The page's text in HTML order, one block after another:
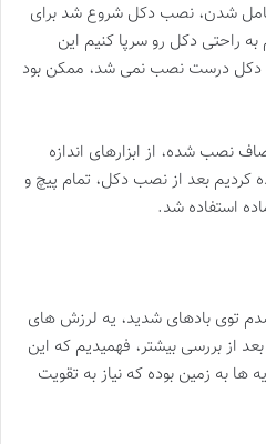
کامل شدن، نصب دکل شروع شد برای
به راحتی دکل رو سرپا کنیم این
دکل درست نصب نمی شد، ممکن بود
نصب شده، از ابزارهای اندازه
کردیم بعد از نصب دکل، تمام پیچ و
استفاده شد.
توی بادهای شدید، یه لرزش های
از بررسی بیشتر، فهمیدیم که این
ها به زمین بوده که نیاز به تقویت